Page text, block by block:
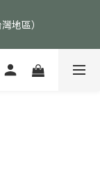
地區）
品水晶｜客製化商